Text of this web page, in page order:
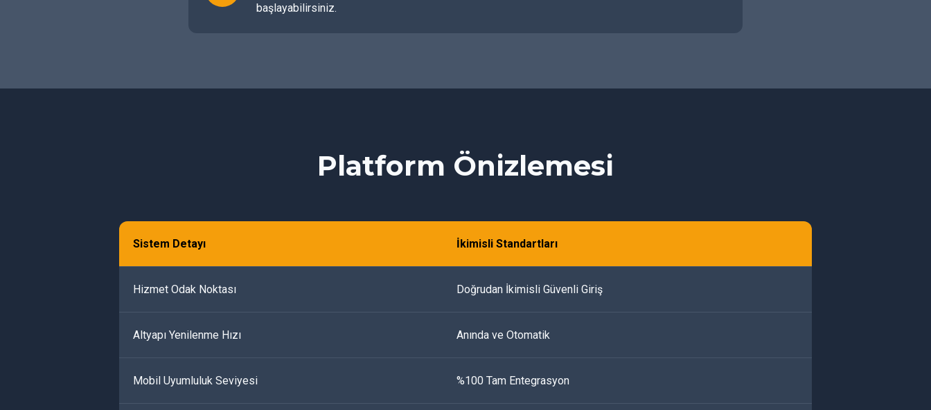
başlayabilirsiniz.
Platform Önizlemesi
Sistem Detayı İkimisli Standartları
Hizmet Odak Noktası Doğrudan İkimisli Güvenli Giriş
Altyapı Yenilenme Hızı Anında ve Otomatik
Mobil Uyumluluk Seviyesi %100 Tam Entegrasyon